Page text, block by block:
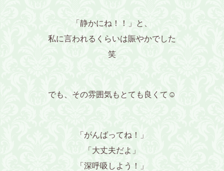
「静かにね！！」と、
私に言われるくらいは賑やかでした
笑
でも、その雰囲気もとても良くて☺️
「がんばってね！」
「大丈夫だよ」
「深呼吸しよう！」